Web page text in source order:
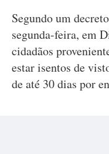
Segundo um
segunda-feira, em
cidadãos
estar isentos de
de até 30 dias por